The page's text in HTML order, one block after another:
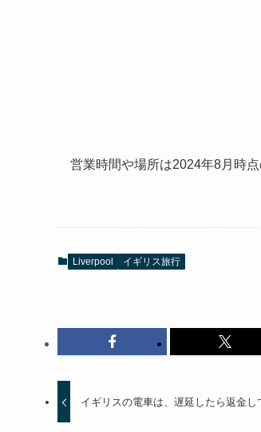
営業時間や場所は2024年8月時
Liverpool イギリス旅行
イギリスの電車は、遅延したら返金し